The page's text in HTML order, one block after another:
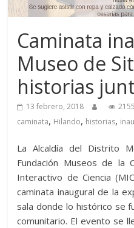
Caminata
Museo de
historias
13 febrero, 2018
caminata, Hilando, historias,
La Alcaldía del Distrito
Fundación Museos de la
Interactivo de Ciencia
caminata inaugural de la
sala donde lo histórico se
comunitario. El evento se